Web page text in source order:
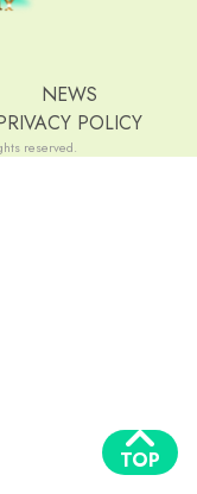
NEWS
POLICY
reserved.
TOP